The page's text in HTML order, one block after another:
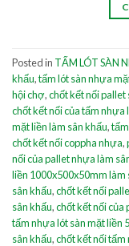
Posted in TẤM LÓT SÀN
khấu,tấm lót sàn nhựa
hội chợ,chốt kết nối pallet
chốt kết nối của tấm nhựa
mặt liền làm sân khấu,
chốt kết nối coppha nhựa,
nối của pallet nhựa làm
liền 1000x500x50mm làm
sân khấu,chốt kết nối
sân khấu,chốt kết nối của
tấm nhựa lót sàn mặt liền
sân khấu,chốt kết nối tấm